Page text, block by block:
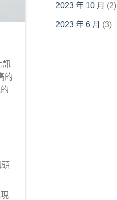
訊
的
2023 年 10 月 (2)
2023 年 6 月 (3)